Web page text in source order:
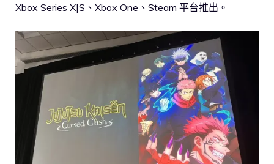
Xbox Series X|S、Xbox One、Steam 平台推出。